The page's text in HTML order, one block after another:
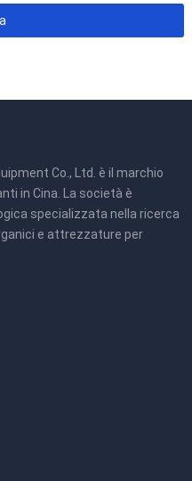
Co., Ltd. è il marchio
in Cina. La società è
specializzata nella ricerca
e attrezzature per